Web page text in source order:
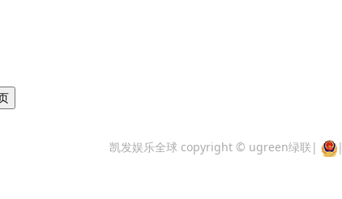
凯发娱乐全球 copyright © ugreen绿联 | |